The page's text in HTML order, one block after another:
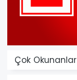
Çok Okunanlar